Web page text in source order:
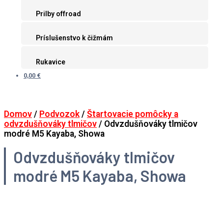
Prilby offroad
Príslušenstvo k čižmám
Rukavice
0,00 €
Domov / Podvozok/ Štartovacie pomôcky a
odvzdušňováky tlmičov / Odvzdušňováky tlmičov
modré M5 Kayaba, Showa
Odvzdušňováky tlmičov
modré M5 Kayaba, Showa